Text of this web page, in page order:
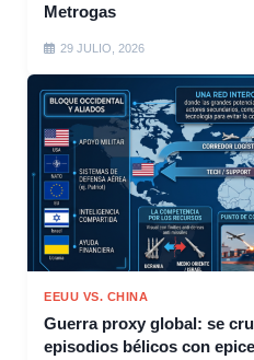
Metrogas
29 JULIO, 2026
EEUU VS. CHINA
Guerra proxy global: se
episodios bélicos con